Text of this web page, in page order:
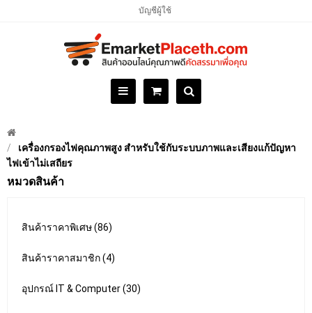
บัญชีผู้ใช้
เครื่องกรองไฟคุณภาพสูง สำหรับใช้กับระบบภาพและเสียงแก้ปัญหา
ไฟเข้าไม่เสถียร
หมวดสินค้า
สินค้าราคาพิเศษ (86)
สินค้าราคาสมาชิก (4)
อุปกรณ์ IT & Computer (30)